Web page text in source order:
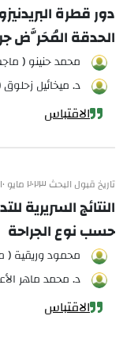
دور قطرة
الحدقة المُحَرَّض
محمد حنينو (
د. ميخائيل
الاقتباس
تاريخ قبول البحث ٢٠٢٣ مايو ١٠
النتائج السريرية
حسب نوع الجراحة
محمود وريقية (
د. محمد ماهر
الاقتباس